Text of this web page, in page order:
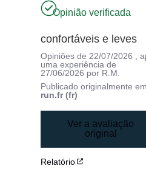
Opinião verificada
confortáveis e leves
Opiniões de 22/07/2026
,
uma experiência de
27/06/2026 por R.M.
Publicado originalmente
run.fr (fr)
Ver a avaliação
original
Relatório